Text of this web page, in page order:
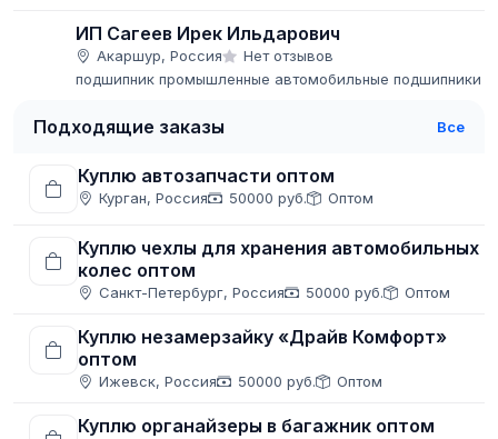
производителей, так и отгрузки с...
ИП Сагеев Ирек Ильдарович
Акаршур, Россия
Нет отзывов
подшипник промышленные автомобильные подшипники
Подходящие заказы Все
Куплю автозапчасти оптом
Курган, Россия 50000 руб. Оптом
Куплю чехлы для хранения автомобильных
колес оптом
Санкт-Петербург, Россия 50000 руб. Оптом
Куплю незамерзайку «Драйв Комфорт»
оптом
Ижевск, Россия 50000 руб. Оптом
Куплю органайзеры в багажник оптом